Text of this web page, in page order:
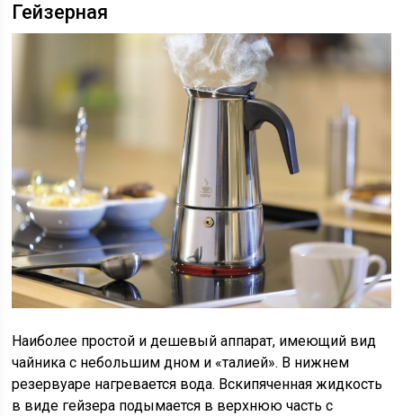
Гейзерная
Наиболее простой и дешевый аппарат, имеющий вид
чайника с небольшим дном и «талией». В нижнем
резервуаре нагревается вода. Вскипяченная жидкость
в виде гейзера подымается в верхнюю часть с